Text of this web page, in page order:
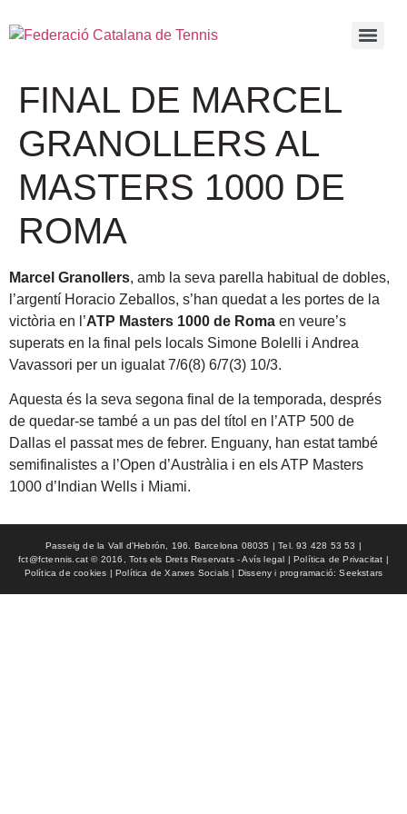
FINAL DE MARCEL
GRANOLLERS AL
MASTERS 1000 DE
ROMA
Marcel Granollers, amb la seva parella habitual de dobles,
l’argentí Horacio Zeballos, s’han quedat a les portes de la
victòria en l’ATP Masters 1000 de Roma en veure’s
superats en la final pels locals Simone Bolelli i Andrea
Vavassori per un igualat 7/6(8) 6/7(3) 10/3.
Aquesta és la seva segona final de la temporada, després
de quedar-se també a un pas del títol en l’ATP 500 de
Dallas el passat mes de febrer. Enguany, han estat també
semifinalistes a l’Open d’Austràlia i en els ATP Masters
1000 d’Indian Wells i Miami.
Passeig de la Vall d'Hebrón, 196. Barcelona 08035 | Tel. 93 428 53 53 |
fct@fctennis.cat © 2016, Tots els Drets Reservats - Avís legal | Política de Privacitat |
Política de cookies | Política de Xarxes Socials | Disseny i programació: Seekstars